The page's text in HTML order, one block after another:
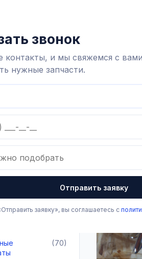
аппаратура и запчасти
Доильные аппараты
(70)
звонок
контакты, и мы свяжемся с
нужные запчасти.
Отправить заявку
заявку», вы соглашаетесь с